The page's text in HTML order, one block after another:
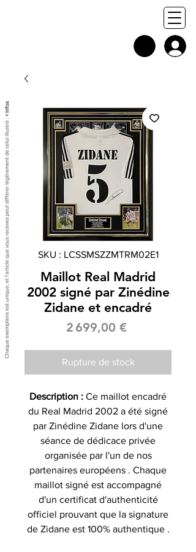
SKU : LCSSMSZZMTRM02E1
Maillot Real Madrid
2002 signé par Zinédine
Zidane et encadré
2 699,00 €Prix
Rupture de stock
Description : Ce maillot encadré
du Real Madrid 2002 a été signé
par Zinédine Zidane lors d'une
séance de dédicace privée
organisée par l'un de nos
partenaires européens . Chaque
maillot signé est accompagné
d'un certificat d'authenticité
officiel prouvant que la signature
de Zidane est 100% authentique .
Chaque exemplaire est unique, et l'article que vous recevez peut différer légèrement de celui illustré :
+ infos